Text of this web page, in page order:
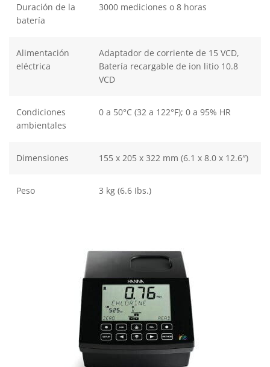
Duración de la
batería
3000 mediciones o 8 horas
Alimentación
eléctrica
Adaptador de corriente de 15 VCD,
Batería recargable de ion litio 10.8
VCD
Condiciones
ambientales
0 a 50°C (32 a 122°F); 0 a 95% HR
Dimensiones 155 x 205 x 322 mm (6.1 x 8.0 x 12.6″)
Peso 3 kg (6.6 Ibs.)